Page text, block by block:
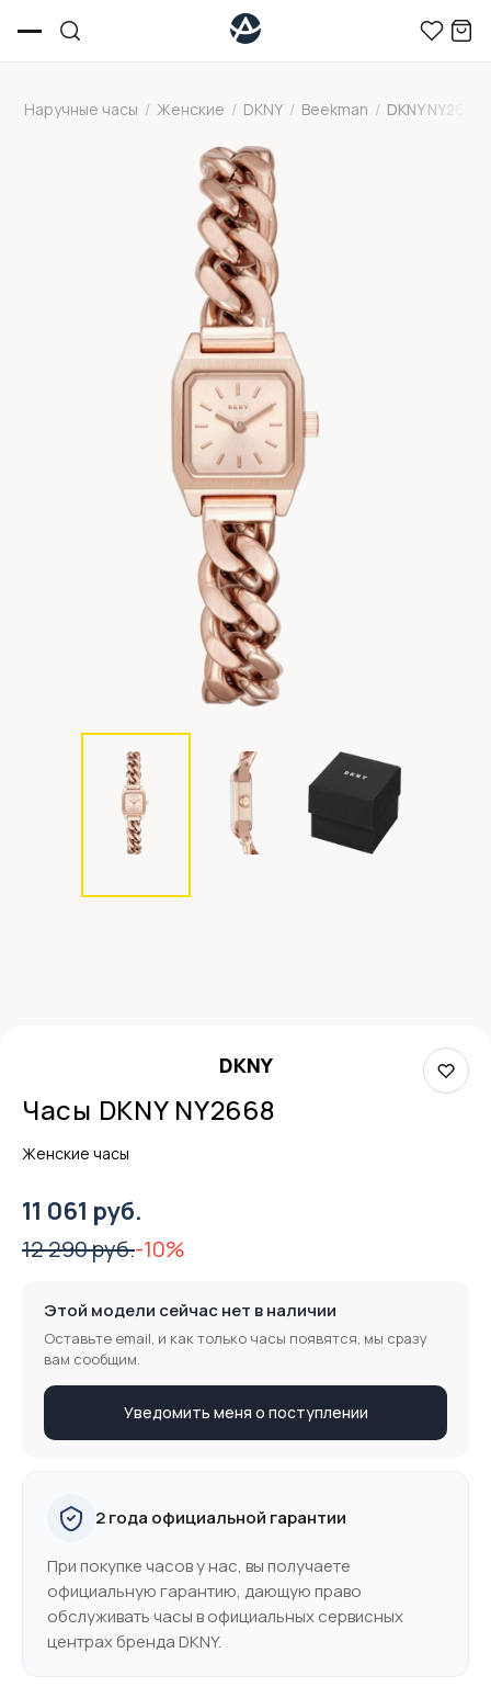
Наручные часы / Женские / DKNY / Beekman / DKNY NY2668
DKNY
Часы DKNY NY2668
Женские часы
11 061 руб.
12 290 руб.-10%
Этой модели сейчас нет в наличии
Оставьте email, и как только часы появятся, мы сразу
вам сообщим.
Уведомить меня о поступлении
2 года официальной гарантии
При покупке часов у нас, вы получаете
официальную гарантию, дающую право
обслуживать часы в официальных сервисных
центрах бренда DKNY.